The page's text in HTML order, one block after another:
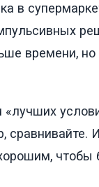
в
времени,
«лучших
сравнивайте.
чтобы